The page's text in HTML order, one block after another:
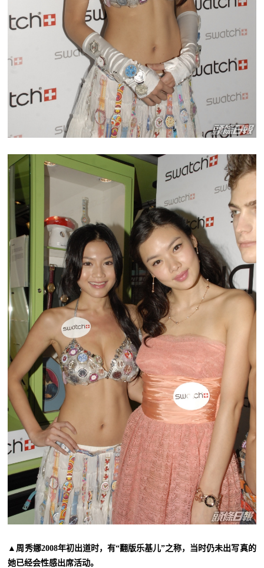
▲周秀娜2008年初出道时，有“翻版乐基儿”之称，当时仍未出写真的
她已经会性感出席活动。